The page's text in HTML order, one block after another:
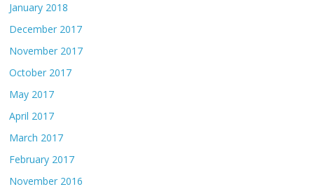
January 2018
December 2017
November 2017
October 2017
May 2017
April 2017
March 2017
February 2017
November 2016